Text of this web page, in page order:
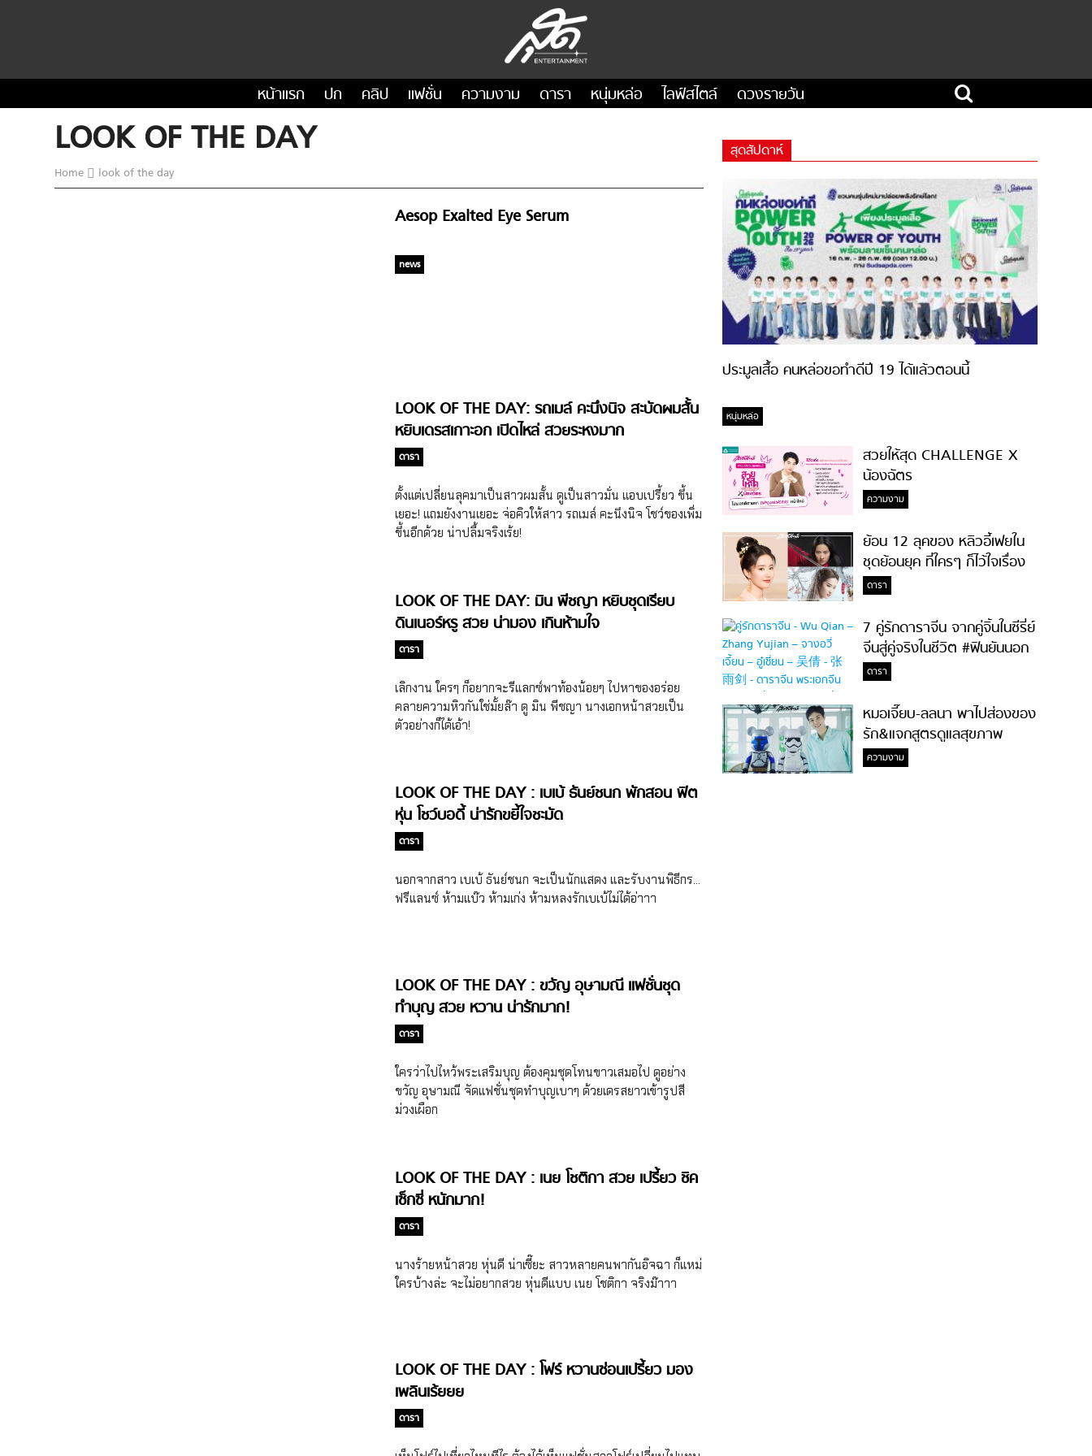
หน้าแรก ปก คลิป แฟชั่น ความงาม ดารา หนุ่มหล่อ ไลฟ์สไตล์ ดวงรายวัน
LOOK OF THE DAY
Home look of the day
Aesop Exalted Eye Serum
news
LOOK OF THE DAY: รถเมล์ คะนึงนิจ สะบัดผมสั้น
หยิบเดรสเกาะอก เปิดไหล่ สวยระหงมาก
ดารา
ตั้งแต่เปลี่ยนลุคมาเป็นสาวผมสั้น ดูเป็นสาวมั่น แอบเปรี้ยว ขึ้น
เยอะ! แถมยังงานเยอะ จ่อคิวให้สาว รถเมล์ คะนึงนิจ โชว์ของเพิ่ม
ขึ้นอีกด้วย น่าปลื้มจริงเร้ย!
LOOK OF THE DAY: มิน พีชญา หยิบชุดเรียบ
ดินเนอร์หรู สวย น่ามอง เกินห้ามใจ
ดารา
เลิกงาน ใครๆ ก็อยากจะรีแลกซ์พาท้องน้อยๆ ไปหาของอร่อย
คลายความหิวกันใช่มั้ยล๊า ดู มิน พีชญา นางเอกหน้าสวยเป็น
ตัวอย่างก็ได้เอ้า!
LOOK OF THE DAY : เบเบ้ ธันย์ชนก พักสอน ฟิต
หุ่น โชว์บอดี้ น่ารักขยี้ใจชะมัด
ดารา
นอกจากสาว เบเบ้ ธันย์ชนก จะเป็นนักแสดง และรับงานพิธีกร…
ฟรีแลนซ์ ห้ามแบ๊ว ห้ามเก่ง ห้ามหลงรักเบเบ้ไม่ได้อ่าาา
LOOK OF THE DAY : ขวัญ อุษามณี แฟชั่นชุด
ทำบุญ สวย หวาน น่ารักมาก!
ดารา
ใครว่าไปไหว้พระเสริมบุญ ต้องคุมชุดโทนขาวเสมอไป ดูอย่าง
ขวัญ อุษามณี จัดแฟชั่นชุดทำบุญเบาๆ ด้วยเดรสยาวเข้ารูปสี
ม่วงเผือก
LOOK OF THE DAY : เนย โชติกา สวย เปรี้ยว ชิค
เซ็กซี่ หนักมาก!
ดารา
นางร้ายหน้าสวย หุ่นดี น่าเซี๊ยะ สาวหลายคนพากันอิจฉา ก็แหม่
ใครบ้างล่ะ จะไม่อยากสวย หุ่นดีแบบ เนย โชติกา จริงม๊าาา
LOOK OF THE DAY : โฟร์ หวานซ่อนเปรี้ยว มอง
เพลินเร้ยยย
ดารา
สุดสัปดาห์
ประมูลเสื้อ คนหล่อขอทำดีปี 19 ได้แล้วตอนนี้
หนุ่มหล่อ
สวยให้สุด CHALLENGE X
น้องฉัตร
ความงาม
ย้อน 12 ลุคของ หลิวอี้เฟยใน
ชุดย้อนยุค ที่ใครๆ ก็ไว้ใจเรื่อง
ความสวย!
ดารา
7 คู่รักดาราจีน จากคู่จิ้นในซีรี่ย์
จีนสู่คู่จริงในชีวิต #ฟินยันนอก
จอ
ดารา
หมอเจี๊ยบ-ลลนา พาไปส่องของ
รัก&แจกสูตรดูแลสุขภาพ
#ล้างจมูกไม่ยากจะสอนให้
ความงาม